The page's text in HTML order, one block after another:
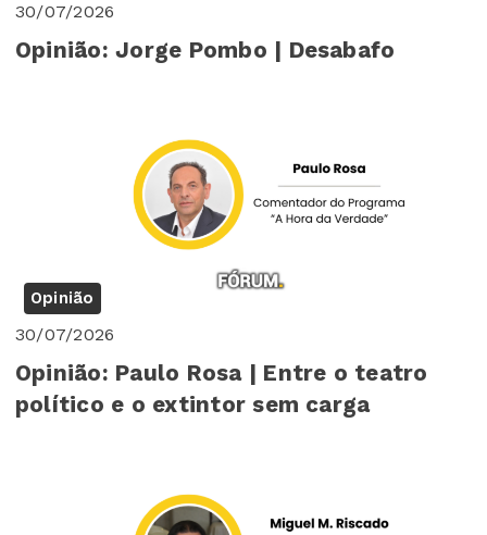
30/07/2026
Opinião: Jorge Pombo | Desabafo
Opinião
30/07/2026
Opinião: Paulo Rosa | Entre o teatro
político e o extintor sem carga